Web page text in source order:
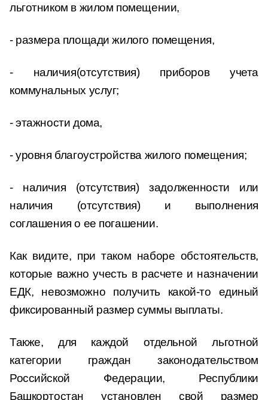
льготником в жилом помещении,
- размера площади жилого помещения,
- наличия(отсутствия) приборов учета
коммунальных услуг;
- этажности дома,
- уровня благоустройства жилого помещения;
- наличия (отсутствия) задолженности или
наличия (отсутствия) и выполнения
соглашения о ее погашении.
Как видите, при таком наборе обстоятельств,
которые важно учесть в расчете и назначении
ЕДК, невозможно получить какой-то единый
фиксированный размер суммы выплаты.
Также, для каждой отдельной льготной
категории граждан законодательством
Российской Федерации, Республики
Башкортостан установлен свой размер